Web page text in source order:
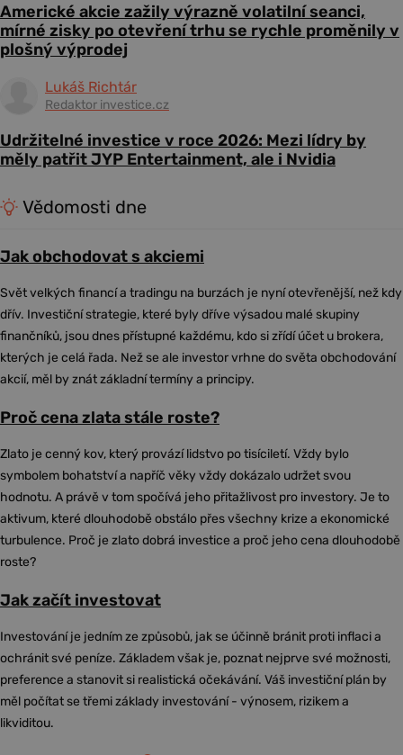
Americké akcie zažily výrazně volatilní seanci,
mírné zisky po otevření trhu se rychle proměnily v
plošný výprodej
Lukáš Richtár
Redaktor investice.cz
Udržitelné investice v roce 2026: Mezi lídry by
měly patřit JYP Entertainment, ale i Nvidia
Vědomosti dne
Jak obchodovat s akciemi
Svět velkých financí a tradingu na burzách je nyní otevřenější, než kdy
dřív. Investiční strategie, které byly dříve výsadou malé skupiny
finančníků, jsou dnes přístupné každému, kdo si zřídí účet u brokera,
kterých je celá řada. Než se ale investor vrhne do světa obchodování
akcií, měl by znát základní termíny a principy.
Proč cena zlata stále roste?
Zlato je cenný kov, který provází lidstvo po tisíciletí. Vždy bylo
symbolem bohatství a napříč věky vždy dokázalo udržet svou
hodnotu. A právě v tom spočívá jeho přitažlivost pro investory. Je to
aktivum, které dlouhodobě obstálo přes všechny krize a ekonomické
turbulence. Proč je zlato dobrá investice a proč jeho cena dlouhodobě
roste?
Jak začít investovat
Investování je jedním ze způsobů, jak se účinně bránit proti inflaci a
ochránit své peníze. Základem však je, poznat nejprve své možnosti,
preference a stanovit si realistická očekávání. Váš investiční plán by
měl počítat se třemi základy investování - výnosem, rizikem a
likviditou.